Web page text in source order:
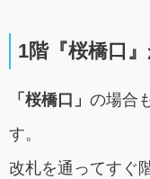
1階『桜橋口
「桜橋口」 の場合
す。
改札を通ってすぐ